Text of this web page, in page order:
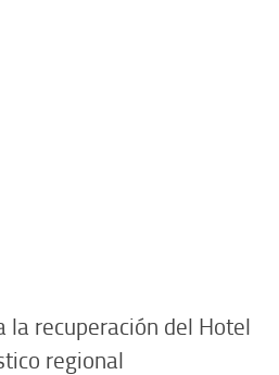
la recuperación del Hotel
regional